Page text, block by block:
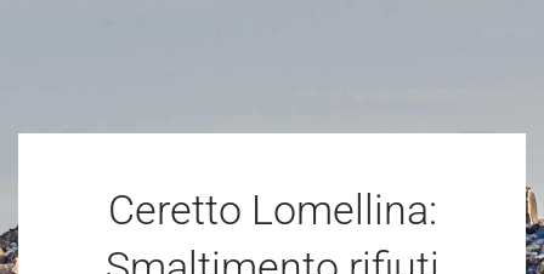
Ceretto Lomellina: